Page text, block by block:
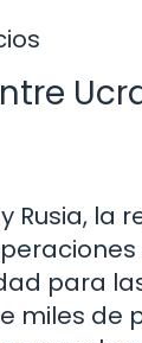
Rusia, la
para
miles de